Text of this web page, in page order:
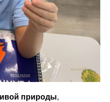
природы,